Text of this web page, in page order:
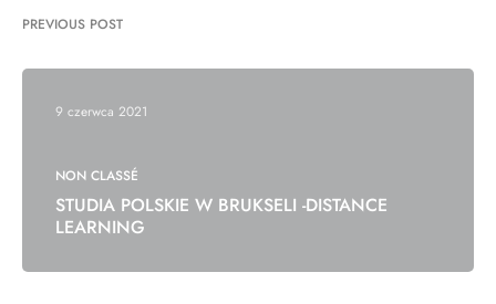
PREVIOUS POST
9 czerwca 2021
NON CLASSÉ
STUDIA POLSKIE W BRUKSELI -DISTANCE
LEARNING